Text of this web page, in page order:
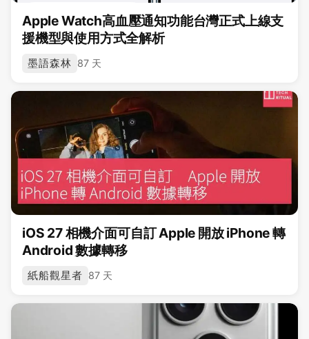
Apple Watch高血壓通知功能台灣正式上線支
援機型與使用方式全解析
墨語森林 87 天
iOS 27 相機介面可自訂 Apple 開放 iPhone 轉
Android 數據轉移
紙船觀星者 87 天